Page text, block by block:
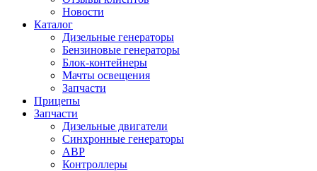
Новости
Каталог
Дизельные генераторы
Бензиновые генераторы
Блок-контейнеры
Мачты освещения
Запчасти
Прицепы
Запчасти
Дизельные двигатели
Синхронные генераторы
АВР
Контроллеры